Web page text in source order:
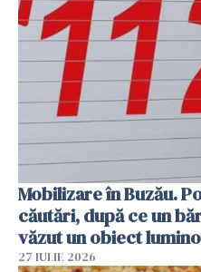
Mobilizare în Buzău.
căutări, după ce un
văzut un obiect
27 IULIE 2026